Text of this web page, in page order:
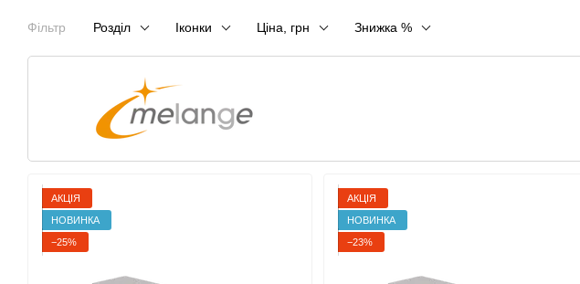
Фільтр Розділ Іконки Ціна, грн Знижка %
АКЦІЯ
НОВИНКА
−25%
АКЦІЯ
НОВИНКА
−23%